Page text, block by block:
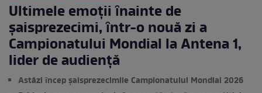
Ultimele emoţii ȋnainte de
șaisprezecimi, ȋntr-o nouă zi a
Campionatului Mondial la Antena 1,
lider de audienţă
Astăzi ȋncep șaisprezecimile Campionatului Mondial 2026